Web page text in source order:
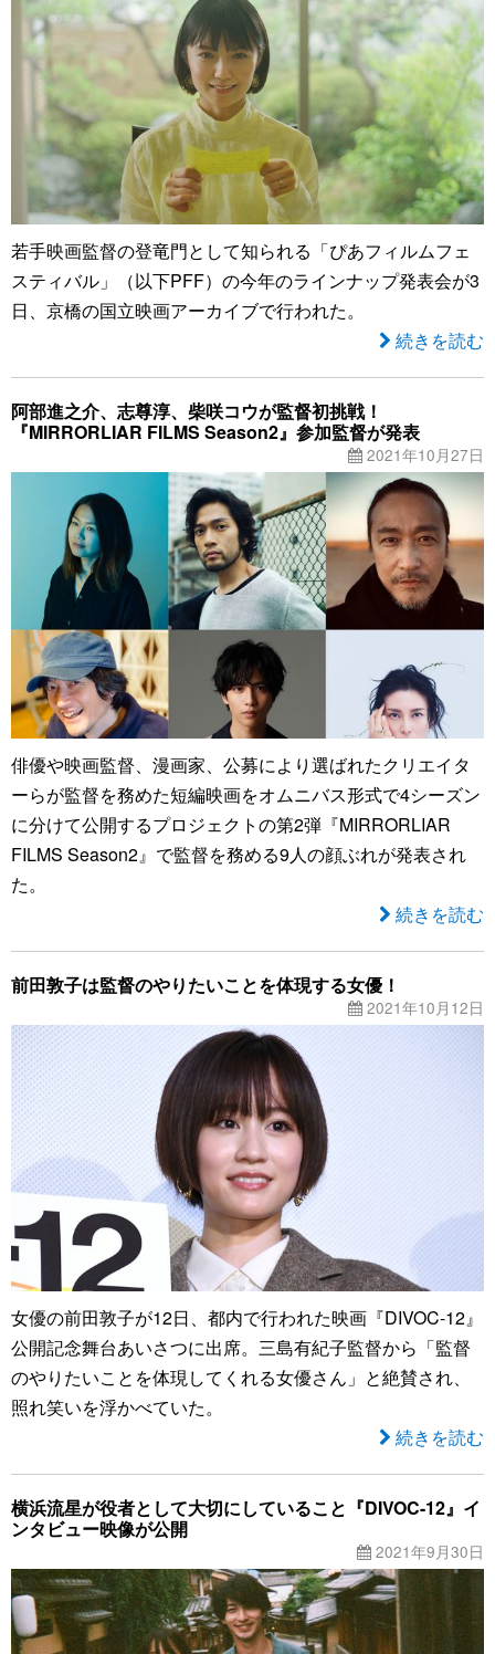
若手映画監督の登竜門として知られる「ぴあフィルムフェ
スティバル」（以下PFF）の今年のラインナップ発表会が3
日、京橋の国立映画アーカイブで行われた。
続きを読む
阿部進之介、志尊淳、柴咲コウが監督初挑戦！
『MIRRORLIAR FILMS Season2』参加監督が発表
2021年10月27日
俳優や映画監督、漫画家、公募により選ばれたクリエイタ
ーらが監督を務めた短編映画をオムニバス形式で4シーズン
に分けて公開するプロジェクトの第2弾『MIRRORLIAR
FILMS Season2』で監督を務める9人の顔ぶれが発表され
た。
続きを読む
前田敦子は監督のやりたいことを体現する女優！
2021年10月12日
女優の前田敦子が12日、都内で行われた映画『DIVOC-12』
公開記念舞台あいさつに出席。三島有紀子監督から「監督
のやりたいことを体現してくれる女優さん」と絶賛され、
照れ笑いを浮かべていた。
続きを読む
横浜流星が役者として大切にしていること『DIVOC-12』イ
ンタビュー映像が公開
2021年9月30日